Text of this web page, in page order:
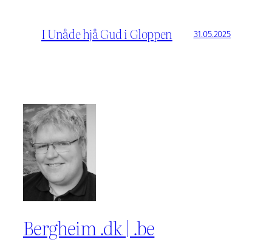
I Unåde hjå Gud i Gloppen 31.05.2025
Bergheim .dk | .be